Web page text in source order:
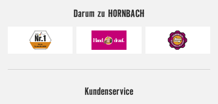
Darum zu HORNBACH
Kundenservice